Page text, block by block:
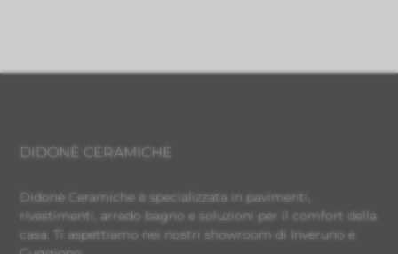
DIDONÈ CERAMICHE
Didonè Ceramiche è specializzata in pavimenti,
rivestimenti, arredo bagno e soluzioni per il comfort della
casa. Ti aspettiamo nei nostri showroom di Inveruno e